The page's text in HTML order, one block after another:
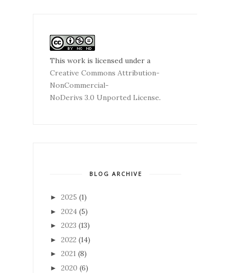
This work is licensed under a
Creative Commons Attribution-
NonCommercial-
NoDerivs 3.0 Unported License.
BLOG ARCHIVE
► 2025 (1)
► 2024 (5)
► 2023 (13)
► 2022 (14)
► 2021 (8)
► 2020 (6)